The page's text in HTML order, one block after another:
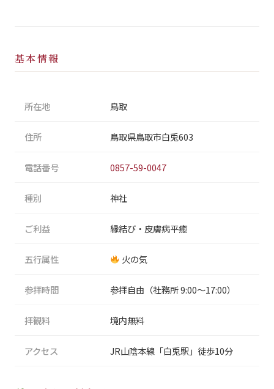
基本情報
所在地 鳥取
住所 鳥取県鳥取市白兎603
電話番号 0857-59-0047
種別 神社
ご利益 縁結び・皮膚病平癒
五行属性 火の気
参拝時間 参拝自由（社務所 9:00〜17:00）
拝観料 境内無料
アクセス JR山陰本線「白兎駅」徒歩10分